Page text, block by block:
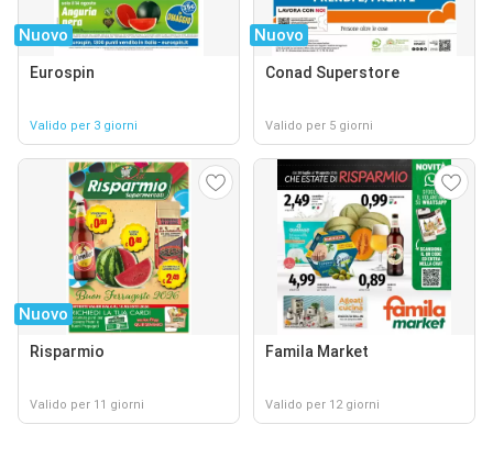
Nuovo
Eurospin
Valido per 3 giorni
Nuovo
Conad Superstore
Valido per 5 giorni
Nuovo
Risparmio
Valido per 11 giorni
Famila Market
Valido per 12 giorni